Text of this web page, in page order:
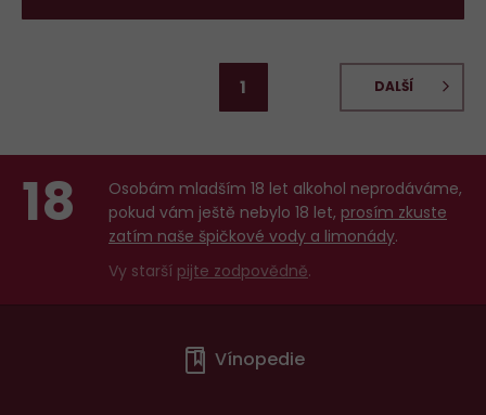
1 DALŠÍ
18
Osobám mladším 18 let alkohol neprodáváme,
pokud vám ještě nebylo 18 let, prosím zkuste
zatím naše špičkové vody a limonády.
Vy starší pijte zodpovědně.
Vínopedie